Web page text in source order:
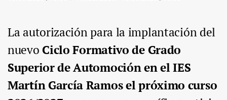
La autorización para la implantación del
nuevo Ciclo Formativo de Grado
Superior de Automoción en el IES
Martín García Ramos el próximo curso